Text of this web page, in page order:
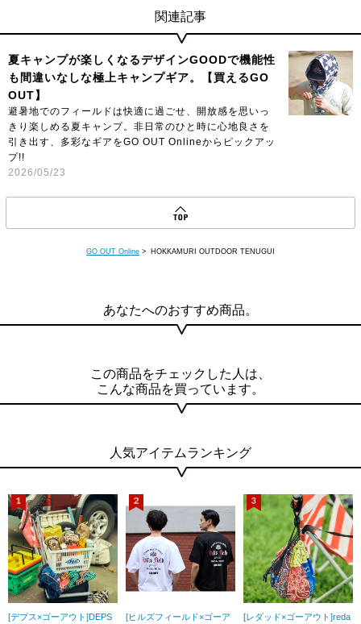
関連記事
夏キャンプが楽しくなるデザインGOODで機能性
も間違いなしな極上キャンプギア。【買えるGO
OUT】
避暑地でのフィールドは快適に過ごせ、開放感を思いっ
きり楽しめる夏キャンプ。非日常のひと時に心地良さを
引き出す、多彩なギアをGO OUT Onlineからピックアッ
プ!!
2026/05/23
GO OUT Online > HOKKAMURI OUTDOOR TENUGUI
あなたへのおすすめ商品。
この商品をチェックした人は、
こんな商品を買っています。
人気アイテムランキング
[デプス×ゴーアウト]DEPS [ヒルズフィールド×ゴーア [レダッド×ゴーアウト]reda